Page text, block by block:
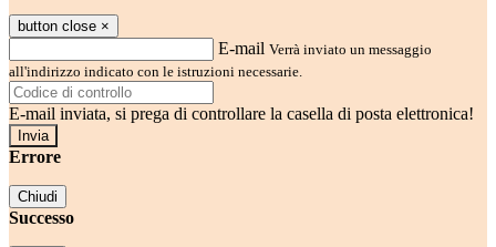
button close ×
E-mail Verrà inviato un messaggio
all'indirizzo indicato con le istruzioni necessarie.
E-mail inviata, si prega di controllare la casella di posta elettronica!
Errore
Chiudi
Successo